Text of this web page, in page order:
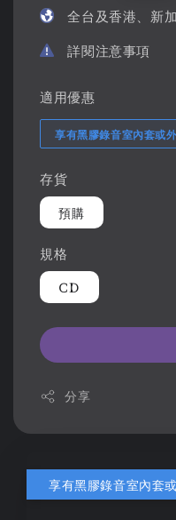
全台及香港、新
詳閱注意事項
適用優惠
享有黑膠錄音室內套或
存貨
預購
規格
CD
分享